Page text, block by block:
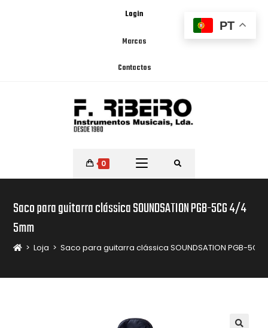
Login
Marcas
Contactos
0
Saco para guitarra clássica SOUNDSATION PGB-5CG 4/4
5mm
> Loja > Saco para guitarra clássica SOUNDSATION PGB-
PT